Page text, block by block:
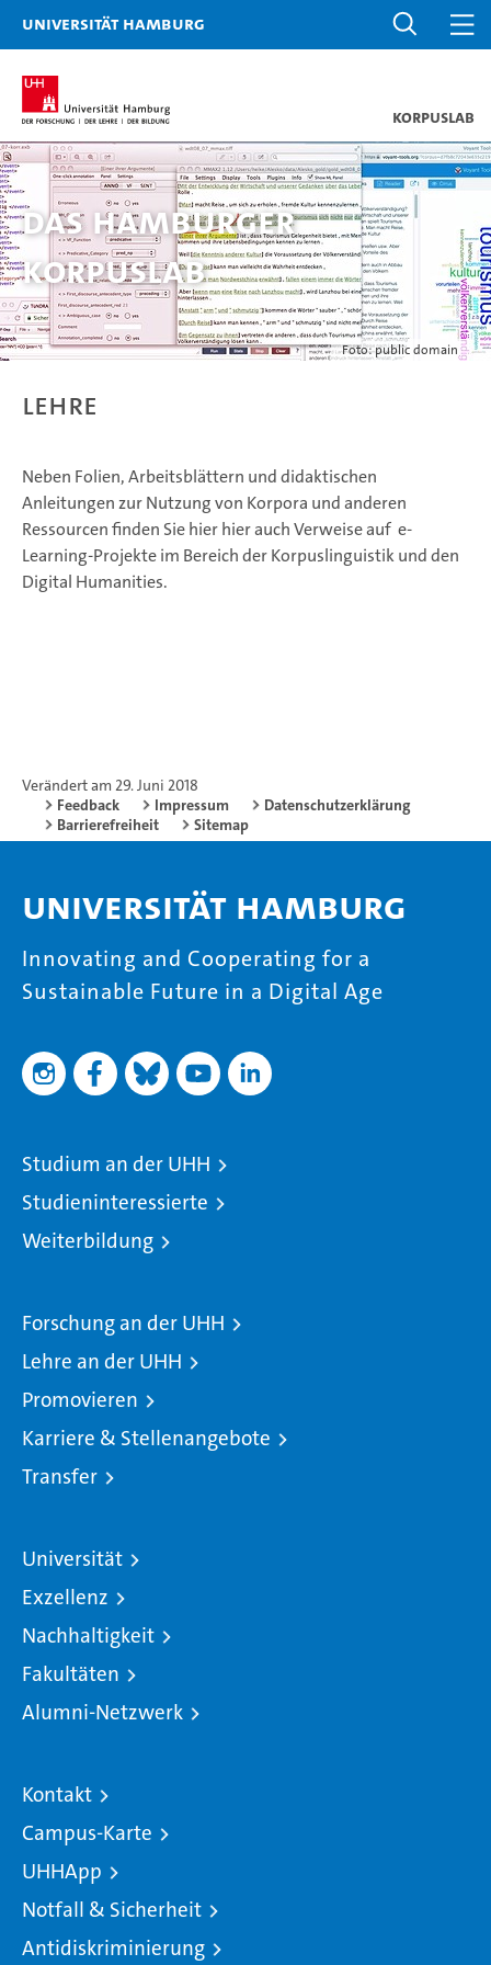
Universität Hamburg
KorpusLab
Foto: public domain
Das Hamburger
KorpusLab
Lehre
Neben Folien, Arbeitsblättern und didaktischen
Anleitungen zur Nutzung von Korpora und anderen
Ressourcen finden Sie hier hier auch Verweise auf e-
Learning-Projekte im Bereich der Korpuslinguistik und den
Digital Humanities.
Verändert am 29. Juni 2018
Feedback
Impressum
Datenschutzerklärung
Barrierefreiheit
Sitemap
Universität Hamburg
Innovating and Cooperating for a
Sustainable Future in a Digital Age
Studium an der UHH
Studieninteressierte
Weiterbildung
Forschung an der UHH
Lehre an der UHH
Promovieren
Karriere & Stellenangebote
Transfer
Universität
Exzellenz
Nachhaltigkeit
Fakultäten
Alumni-Netzwerk
Kontakt
Campus-Karte
UHHApp
Notfall & Sicherheit
Antidiskriminierung